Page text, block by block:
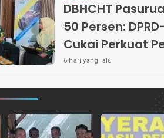
DBHCHT
50 Persen:
Cukai Perkuat
Peredaran
6 hari yang lalu